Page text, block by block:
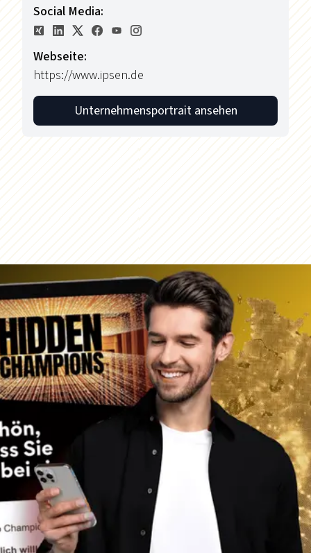
Social Media:
Webseite:
https://www.ipsen.de
Unternehmensportrait ansehen